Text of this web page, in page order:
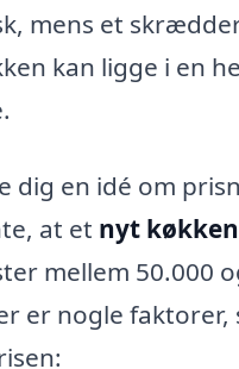
mens et
kan ligge i en
dig en idé om
at et nyt køkken
mellem 50.000
er nogle faktorer,